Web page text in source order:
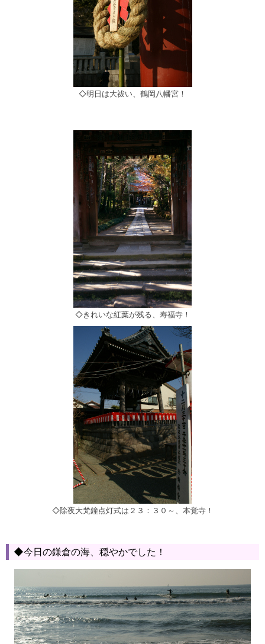
◇明日は大祓い、鶴岡八幡宮！
◇きれいな紅葉が残る、寿福寺！
◇除夜大梵鐘点灯式は２３：３０～、本覚寺！
◆今日の鎌倉の海、穏やかでした！